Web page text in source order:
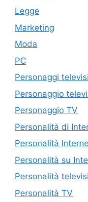
Legge
Marketing
Moda
PC
Personaggi
Personaggio
Personaggio TV
Personalità di
Personalità
Personalità su
Personalità
Personalità TV